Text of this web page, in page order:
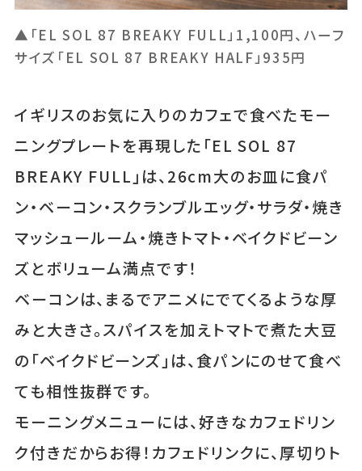
▲「EL SOL 87 BREAKY FULL」1,100円、ハーフ
サイズ「EL SOL 87 BREAKY HALF」935円
イギリスのお気に入りのカフェで食べたモー
ニングプレートを再現した「EL SOL 87
BREAKY FULL」は、26cm大のお皿に食パ
ン・ベーコン・スクランブルエッグ・サラダ・焼き
マッシュールーム・焼きトマト・ベイクドビーン
ズとボリューム満点です！
ベーコンは、まるでアニメにでてくるような厚
みと大きさ。スパイスを加えトマトで煮た大豆
の「ベイクドビーンズ」は、食パンにのせて食べ
ても相性抜群です。
モーニングメニューには、好きなカフェドリン
ク付きだからお得！カフェドリンクに、厚切りト